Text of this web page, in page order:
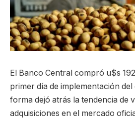
El Banco Central compró u$s
primer día de implementación del
forma dejó atrás la tendencia de
adquisiciones en el mercado